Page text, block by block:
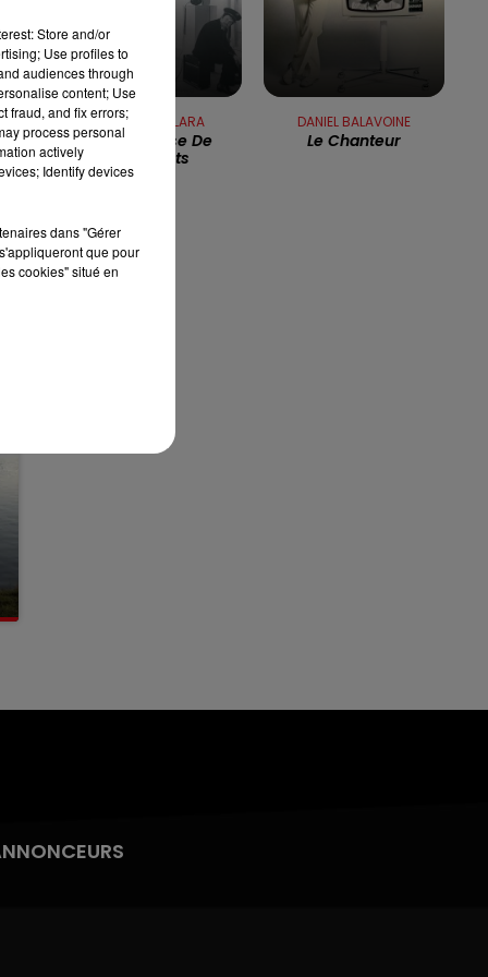
13h00 - 16h00
LES APRÈS-MIDI QUI CHANTENT
CATHERINE LARA
La Rockeuse De
Diamants
DANIEL BALAVOINE
Le Chanteur
Store and/or
Use profiles to
audiences through
content; Use
fraud, and fix errors;
process personal
actively
Identify devices
dans "Gérer
que pour
cookies" situé en